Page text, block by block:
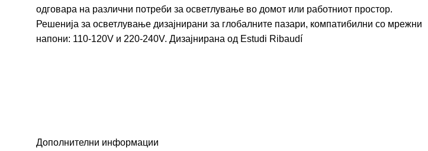
одговара на различни потреби за осветлување во домот или работниот простор.
Решенија за осветлување дизајнирани за глобалните пазари, компатибилни со мрежни
напони: 110-120V и 220-240V. Дизајнирана од Estudi Ribaudí
Дополнителни информации